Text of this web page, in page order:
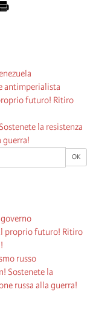
OK
proprio futuro! Ritiro
russo
Sostenete la
russa alla guerra!
antimperialista
futuro! Ritiro
la resistenza
guerra!